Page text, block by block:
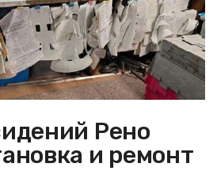
Рено
и ремонт